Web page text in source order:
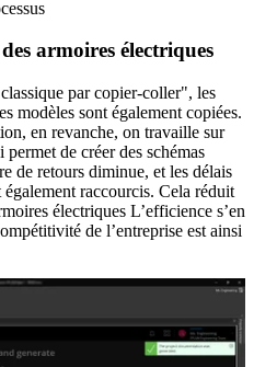
armoires électriques
par copier-coller", les
modèles sont également copiées.
en revanche, on travaille sur
de créer des schémas
de retours diminue, et les délais
raccourcis. Cela réduit
électriques L’efficience s’en
de l’entreprise est ainsi